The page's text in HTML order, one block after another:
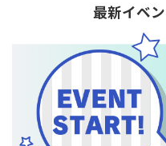
最新イベ